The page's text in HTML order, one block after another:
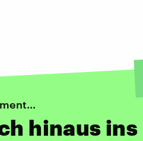
hinaus ins